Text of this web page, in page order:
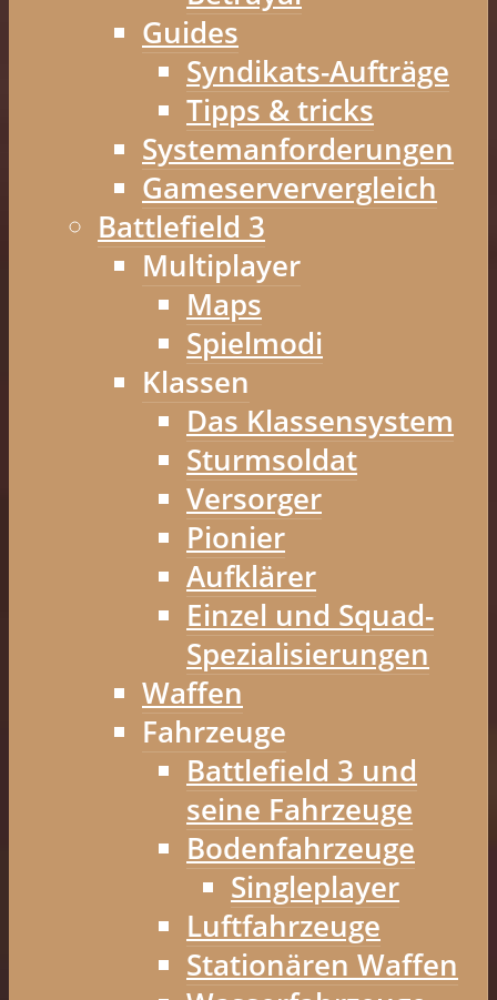
Guides
Syndikats-Aufträge
Tipps & tricks
Systemanforderungen
Gameserververgleich
Battlefield 3
Multiplayer
Maps
Spielmodi
Klassen
Das Klassensystem
Sturmsoldat
Versorger
Pionier
Aufklärer
Einzel und Squad-
Spezialisierungen
Waffen
Fahrzeuge
Battlefield 3 und
seine Fahrzeuge
Bodenfahrzeuge
Singleplayer
Luftfahrzeuge
Stationären Waffen